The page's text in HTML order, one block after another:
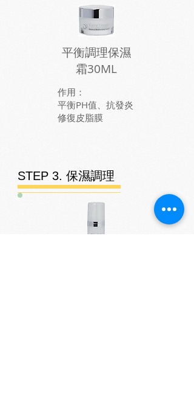
平衡調理保濕
霜30ML
​作用：
平衡PH值、抗發炎
修復皮脂膜
STEP 3. 保濕調理